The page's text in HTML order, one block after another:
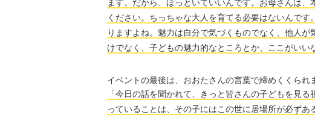
ます。だから、ほっといていいんです。お母さんは
ください。ちっちゃな大人を育てる必要はないんで
りますよね。魅力は自分で気づくものでなく、他人
けでなく、子どもの魅力的なところとか、ここがいい
イベントの最後は、おおたさんの言葉で締めくくられ
「今日の話を聞かれて、きっと皆さんの子どもを見
っていることは、その子にはこの世に居場所が必ず